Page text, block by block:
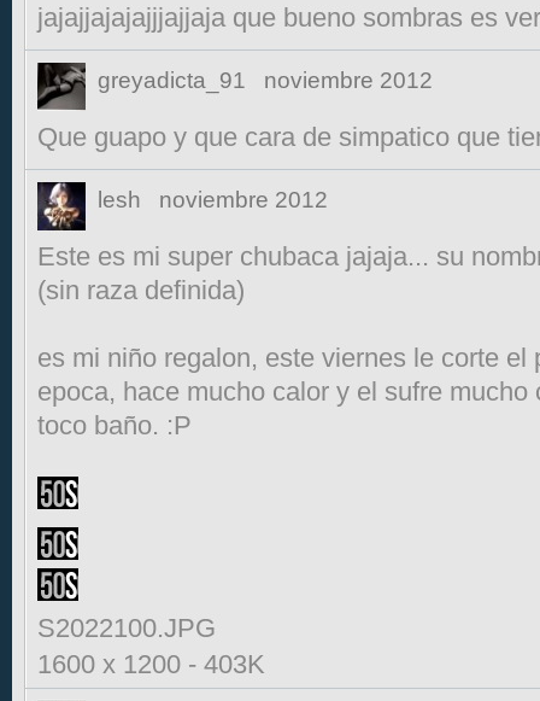
jajajjajajajjjajjaja que bueno sombras es
greyadicta_91 noviembre 2012
Que guapo y que cara de simpatico que
lesh noviembre 2012
Este es mi super chubaca jajaja... su
(sin raza definida)
es mi niño regalon, este viernes le corte el
epoca, hace mucho calor y el sufre mucho
toco baño. :P
S2022100.JPG
1600 x 1200 - 403K